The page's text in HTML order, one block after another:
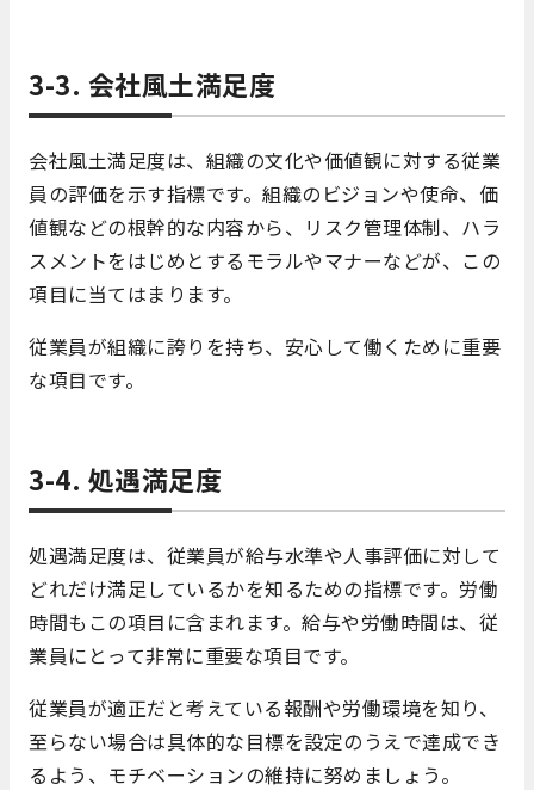
3-3. 会社風土満足度
会社風土満足度は、組織の文化や価値観に対する従業
員の評価を示す指標です。組織のビジョンや使命、価
値観などの根幹的な内容から、リスク管理体制、ハラ
スメントをはじめとするモラルやマナーなどが、この
項目に当てはまります。
従業員が組織に誇りを持ち、安心して働くために重要
な項目です。
3-4. 処遇満足度
処遇満足度は、従業員が給与水準や人事評価に対して
どれだけ満足しているかを知るための指標です。労働
時間もこの項目に含まれます。給与や労働時間は、従
業員にとって非常に重要な項目です。
従業員が適正だと考えている報酬や労働環境を知り、
至らない場合は具体的な目標を設定のうえで達成でき
るよう、モチベーションの維持に努めましょう。